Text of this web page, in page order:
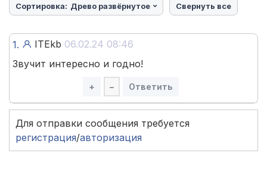
Сортировка: Древо развёрнутое Свернуть все
1. ITEkb 06.02.24 08:46
Звучит интересно и годно!
+ – Ответить
Для отправки сообщения требуется
регистрация/авторизация